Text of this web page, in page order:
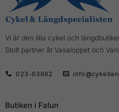
Vi är den lilla cykel och
Stolt partner åt Vasaloppet och
023-63862
Butiken i Falun